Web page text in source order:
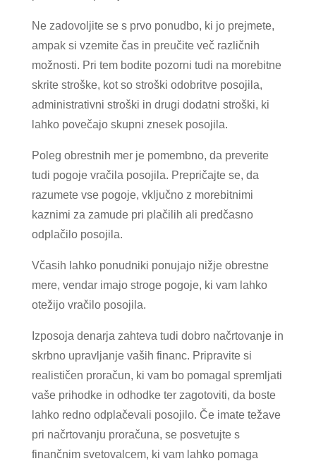
Ne zadovoljite se s prvo ponudbo, ki jo prejmete,
ampak si vzemite čas in preučite več različnih
možnosti. Pri tem bodite pozorni tudi na morebitne
skrite stroške, kot so stroški odobritve posojila,
administrativni stroški in drugi dodatni stroški, ki
lahko povečajo skupni znesek posojila.
Poleg obrestnih mer je pomembno, da preverite
tudi pogoje vračila posojila. Prepričajte se, da
razumete vse pogoje, vključno z morebitnimi
kaznimi za zamude pri plačilih ali predčasno
odplačilo posojila.
Včasih lahko ponudniki ponujajo nižje obrestne
mere, vendar imajo stroge pogoje, ki vam lahko
otežijo vračilo posojila.
Izposoja denarja zahteva tudi dobro načrtovanje in
skrbno upravljanje vaših financ. Pripravite si
realističen proračun, ki vam bo pomagal spremljati
vaše prihodke in odhodke ter zagotoviti, da boste
lahko redno odplačevali posojilo. Če imate težave
pri načrtovanju proračuna, se posvetujte s
finančnim svetovalcem, ki vam lahko pomaga